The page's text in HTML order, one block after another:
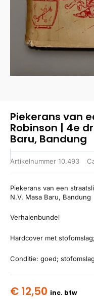
Piekerans van
Robinson | 4e
Baru, Bandung
Artikelnummer 10.493
Piekerans van een
N.V. Masa Baru, Bandung
Verhalenbundel
Hardcover met
Conditie: goed;
€ 12,50 inc. btw